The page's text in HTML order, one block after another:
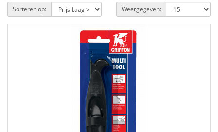
Sorteren op: Weergegeven: